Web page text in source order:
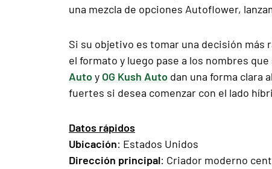
una mezcla de opciones Autoflower,
Si su objetivo es tomar una decisión más
el formato y luego pase a los nombres
Autoy OG Kush Auto dan una forma clara
fuertes si desea comenzar con el lado
Datos rápidos
Ubicación: Estados Unidos
Dirección principal: Criador moderno